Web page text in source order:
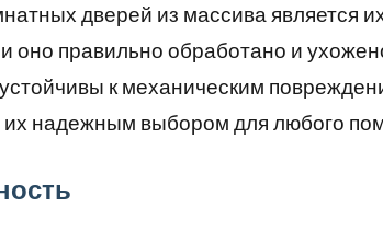
дверей из массива является
оно правильно обработано и
к механическим
надежным выбором для любого